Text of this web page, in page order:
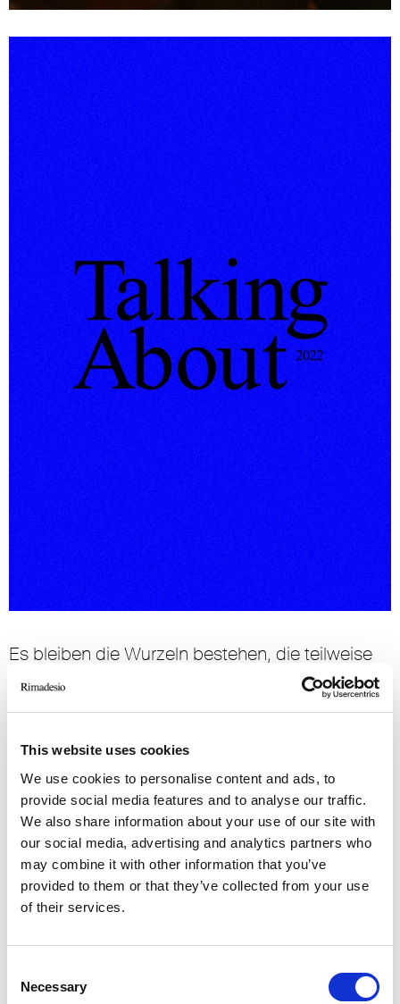
This website uses cookies
We use cookies to personalise content and ads, to
provide social media features and to analyse our traffic.
We also share information about your use of our site with
our social media, advertising and analytics partners who
may combine it with other information that you’ve
provided to them or that they’ve collected from your use
of their services.
Selection
Necessary
Mute Settings
Es bleiben die Wurzeln bestehen, die teilweise
die philosophische Frage „Woher kommen wir?“
beantworten; doch diese Mobilität, die unsere
und übergreifendes Nomadentum des
Werdegangs hervorgebracht. Von der Schulzeit
angefangen bis zu den ersten beruflichen
Erfahrungen im Ausland. Dann kommt zumeist
unweigerlich der Zeitpunkt, an dem man an
einem Ort ansässig wird. Und oft stimmt der
Arbeitsort nicht mit dem Heimatort überein. Es
ist nicht leicht, sich in einer Stadt heimisch zu
fühlen, deren Bezüge sich nicht im emotionalen
Gedächtnis wiederfinden, und manchmal ist es
auch die Stadt selbst, die den